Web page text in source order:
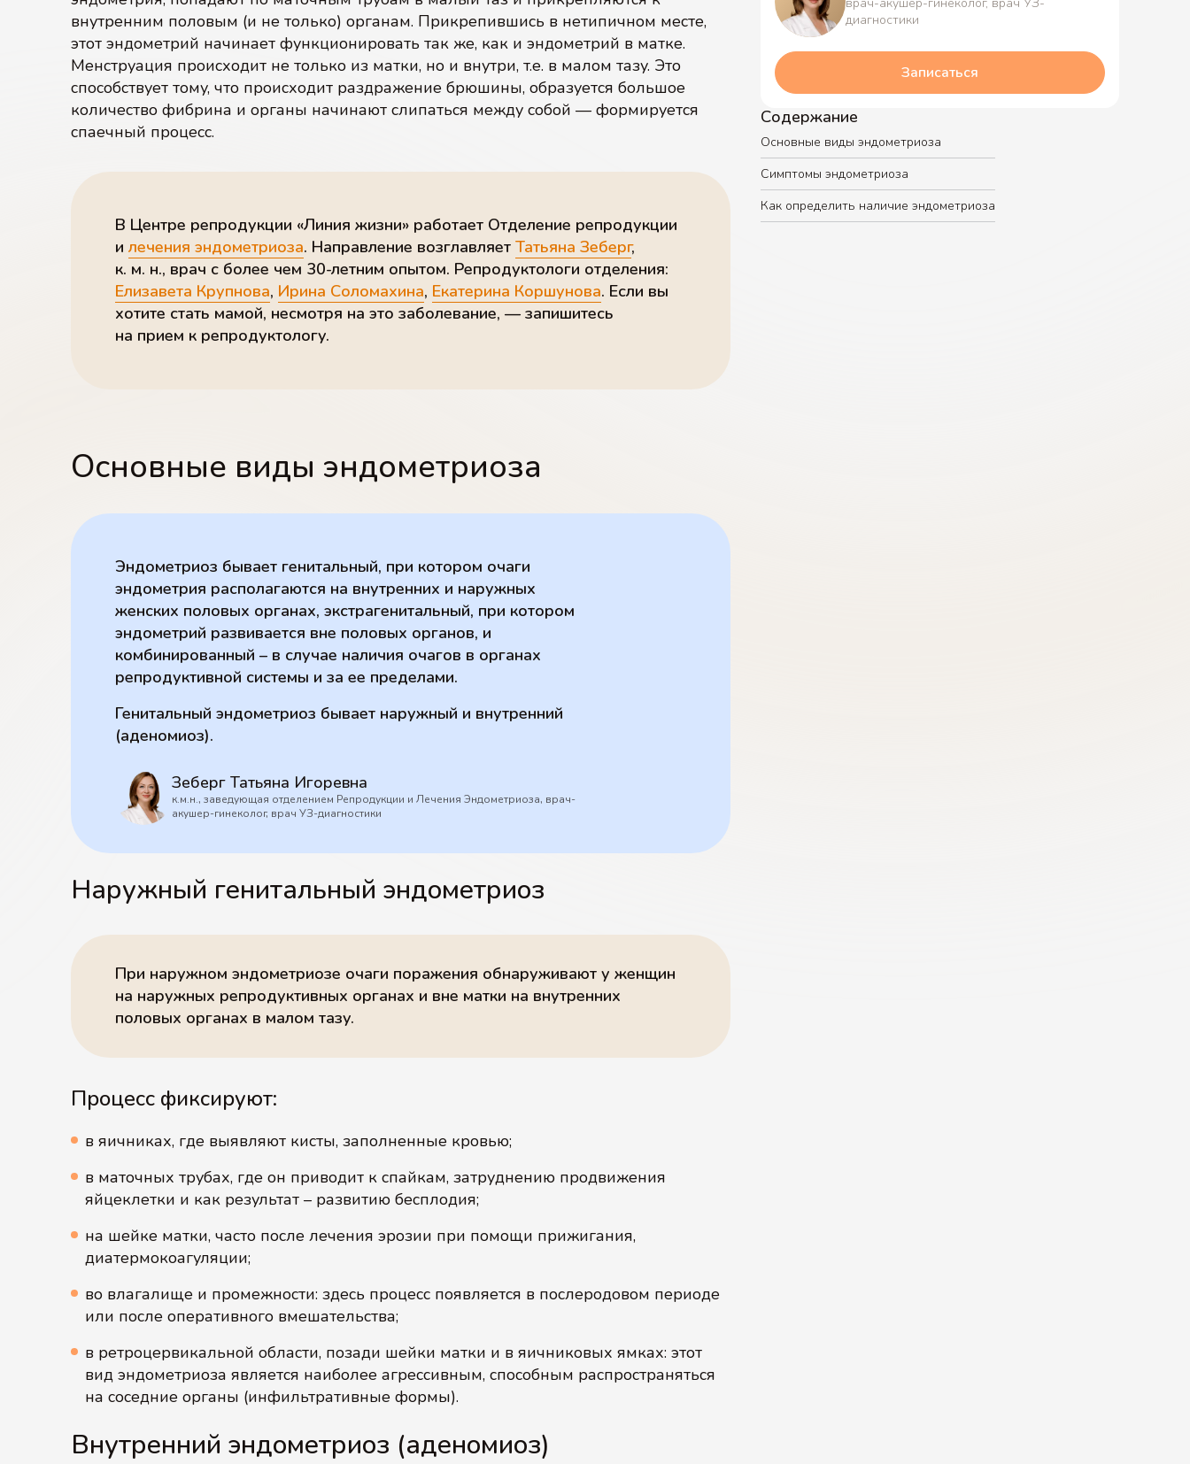
07
ЭКО с донорской спермой
08
ЭКО c IVM (ИВМ)
внутренним половым (и не только) органам. Прикрепившись в нетипичном месте,
этот эндометрий начинает функционировать так же, как и эндометрий в матке.
Менструация происходит не только из матки, но и внутри, т.е. в малом тазу. Это
способствует тому, что происходит раздражение брюшины, образуется большое
количество фибрина и органы начинают слипаться между собой — формируется
спаечный процесс.
В Центре репродукции «Линия жизни» работает Отделение репродукции
и лечения эндометриоза. Направление возглавляет Татьяна Зеберг,
к. м. н., врач с более чем 30-летним опытом. Репродуктологи отделения:
Елизавета Крупнова, Ирина Соломахина, Екатерина Коршунова. Если вы
хотите стать мамой, несмотря на это заболевание, — запишитесь
на прием к репродуктологу.
Основные виды эндометриоза
Эндометриоз бывает генитальный, при котором очаги
эндометрия располагаются на внутренних и наружных
женских половых органах, экстрагенитальный, при котором
эндометрий развивается вне половых органов, и
комбинированный – в случае наличия очагов в органах
репродуктивной системы и за ее пределами.
Генитальный эндометриоз бывает наружный и внутренний
(аденомиоз).
Зеберг Татьяна Игоревна
к.м.н., заведующая отделением Репродукции и Лечения Эндометриоза, врач-
акушер-гинеколог, врач УЗ-диагностики
Наружный генитальный эндометриоз
При наружном эндометриозе очаги поражения обнаруживают у женщин
на наружных репродуктивных органах и вне матки на внутренних
половых органах в малом тазу.
Процесс фиксируют:
в яичниках, где выявляют кисты, заполненные кровью;
в маточных трубах, где он приводит к спайкам, затруднению продвижения
яйцеклетки и как результат – развитию бесплодия;
на шейке матки, часто после лечения эрозии при помощи прижигания,
диатермокоагуляции;
во влагалище и промежности: здесь процесс появляется в послеродовом периоде
или после оперативного вмешательства;
в ретроцервикальной области, позади шейки матки и в яичниковых ямках: этот
вид эндометриоза является наиболее агрессивным, способным распространяться
на соседние органы (инфильтративные формы).
Внутренний эндометриоз (аденомиоз)
диагностики
Записаться
Содержание
Основные виды эндометриоза
Симптомы эндометриоза
Как определить наличие эндометриоза